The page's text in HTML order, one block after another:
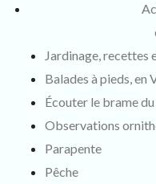
Jardinage, recettes
Balades à pieds, en
Écouter le brame
Observations
Parapente
Pêche